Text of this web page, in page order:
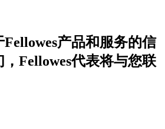
产品和服务的信
Fellowes代表将与您联